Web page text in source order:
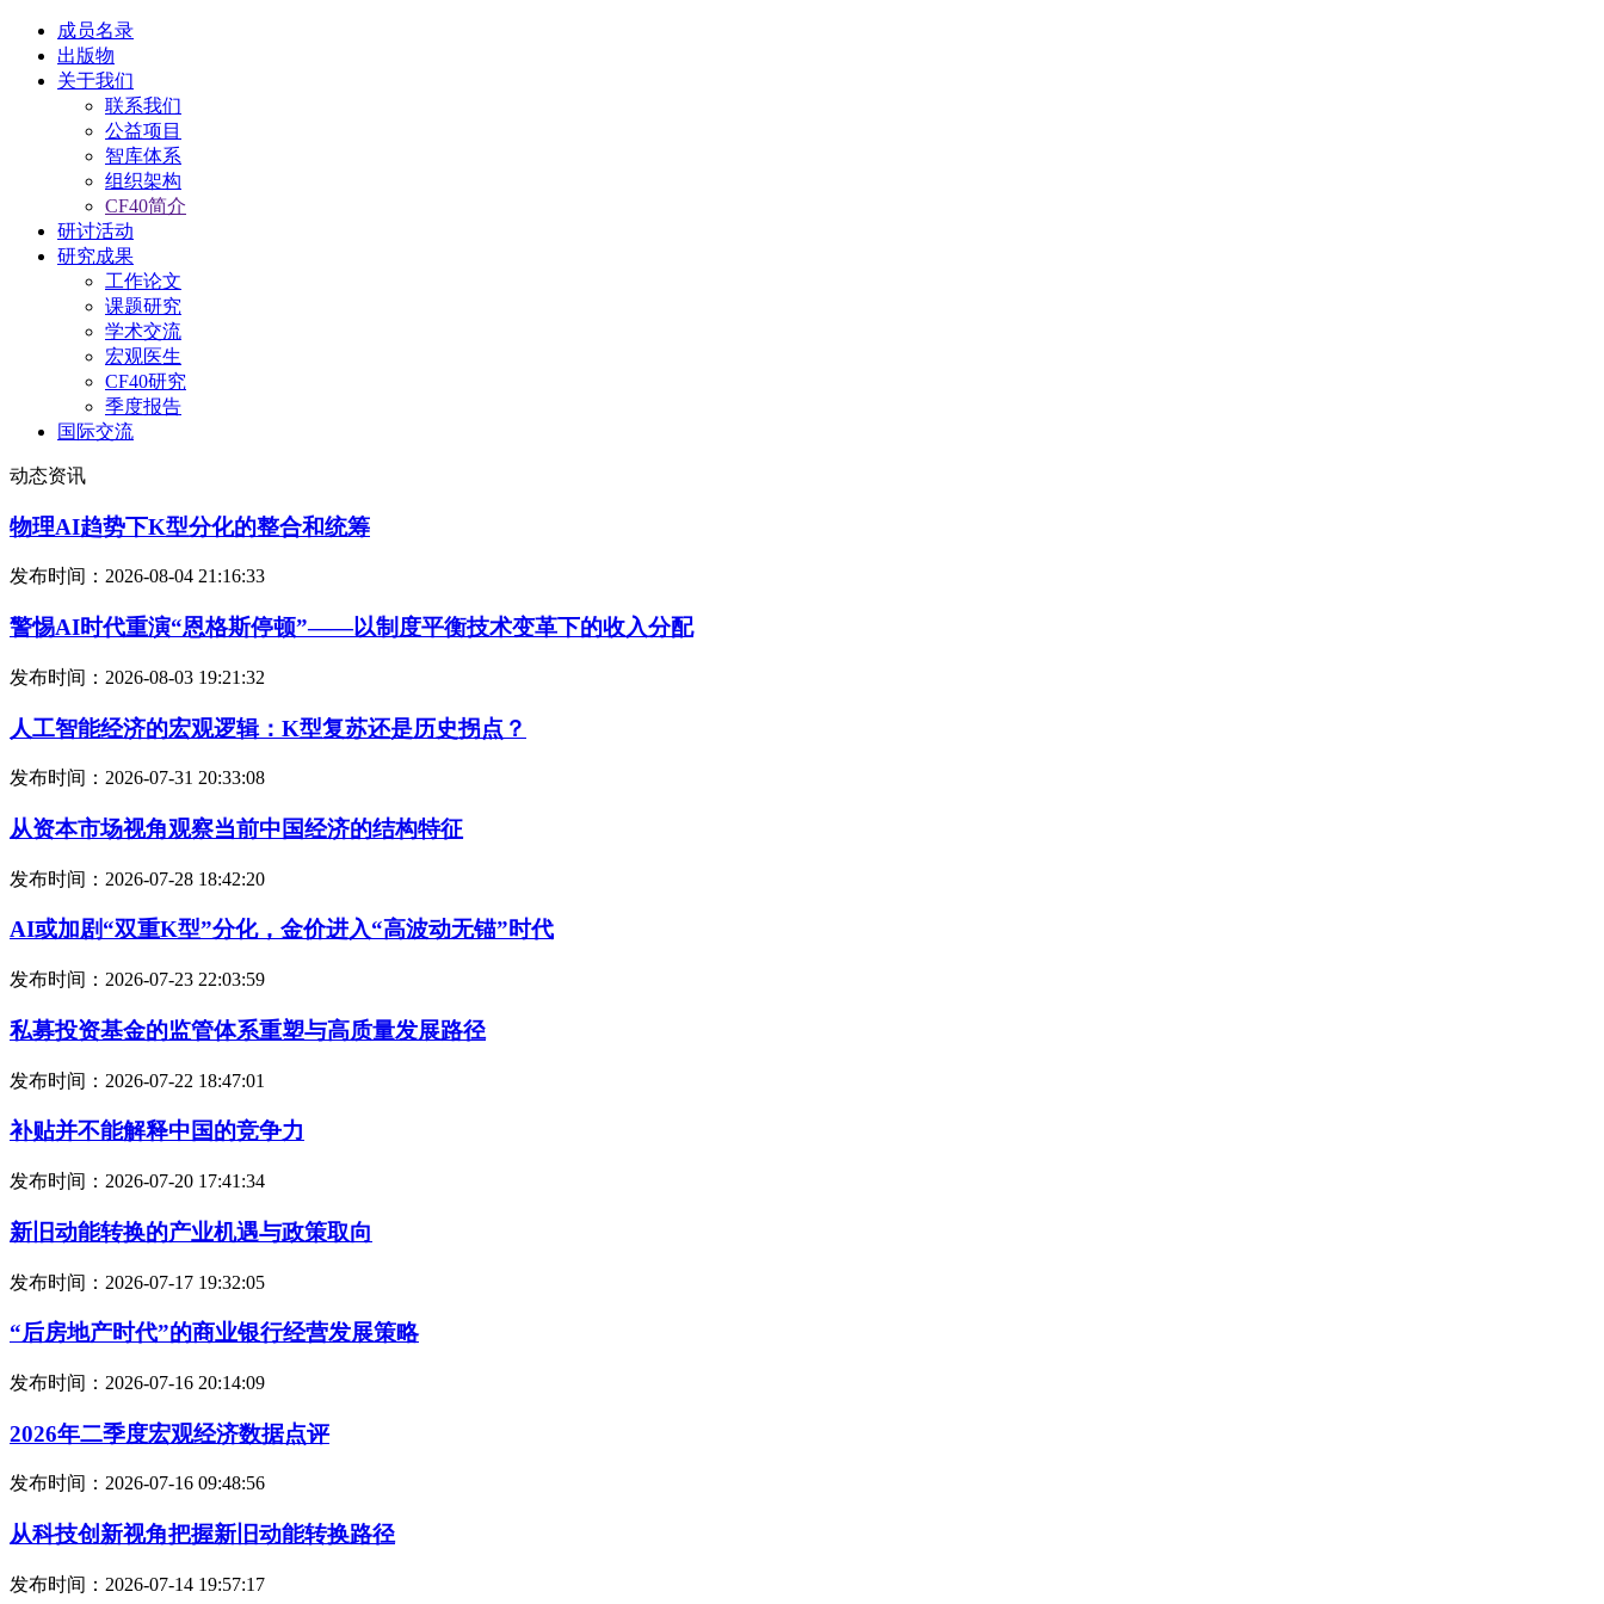
成员名录
出版物
关于我们
联系我们
公益项目
智库体系
组织架构
CF40简介
研讨活动
研究成果
工作论文
课题研究
学术交流
宏观医生
CF40研究
季度报告
国际交流
动态资讯
物理AI趋势下K型分化的整合和统筹
发布时间：2026-08-04 21:16:33
警惕AI时代重演“恩格斯停顿”——以制度平衡技术变革下的收入分配
发布时间：2026-08-03 19:21:32
人工智能经济的宏观逻辑：K型复苏还是历史拐点？
发布时间：2026-07-31 20:33:08
从资本市场视角观察当前中国经济的结构特征
发布时间：2026-07-28 18:42:20
AI或加剧“双重K型”分化，金价进入“高波动无锚”时代
发布时间：2026-07-23 22:03:59
私募投资基金的监管体系重塑与高质量发展路径
发布时间：2026-07-22 18:47:01
补贴并不能解释中国的竞争力
发布时间：2026-07-20 17:41:34
新旧动能转换的产业机遇与政策取向
发布时间：2026-07-17 19:32:05
“后房地产时代”的商业银行经营发展策略
发布时间：2026-07-16 20:14:09
2026年二季度宏观经济数据点评
发布时间：2026-07-16 09:48:56
从科技创新视角把握新旧动能转换路径
发布时间：2026-07-14 19:57:17